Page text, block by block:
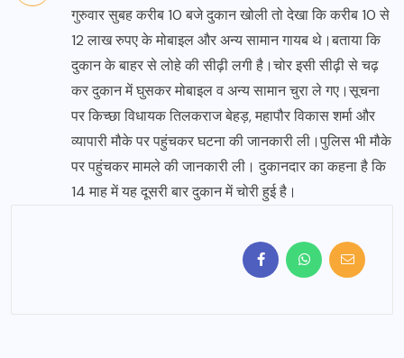
गुरुवार सुबह करीब 10 बजे दुकान खोली तो देखा कि करीब 10 से
12 लाख रुपए के मोबाइल और अन्य सामान गायब थे।बताया कि
दुकान के बाहर से लोहे की सीढ़ी लगी है।चोर इसी सीढ़ी से चढ़
कर दुकान में घुसकर मोबाइल व अन्य सामान चुरा ले गए।सूचना
पर किच्छा विधायक तिलकराज बेहड़, महापौर विकास शर्मा और
व्यापारी मौके पर पहुंचकर घटना की जानकारी ली।पुलिस भी मौके
पर पहुंचकर मामले की जानकारी ली। दुकानदार का कहना है कि
14 माह में यह दूसरी बार दुकान में चोरी हुई है।